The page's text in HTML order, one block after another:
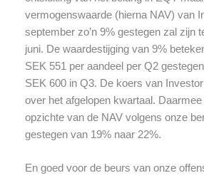
vermogenswaarde (hierna NAV) van
september zo’n 9% gestegen zal zijn
juni. De waardestijging van 9%
SEK 551 per aandeel per Q2
SEK 600 in Q3. De koers van Investor
over het afgelopen kwartaal.
opzichte van de NAV volgens onze
gestegen van 19% naar 22%.
En goed voor de beurs van onze